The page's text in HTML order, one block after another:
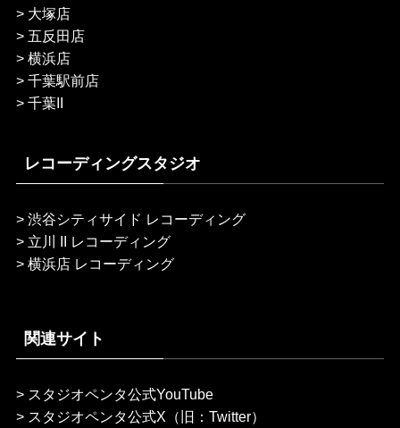
> 大塚店
> 五反田店
> 横浜店
> 千葉駅前店
> 千葉II
レコーディングスタジオ
> 渋谷シティサイド レコーディング
> 立川 II レコーディング
> 横浜店 レコーディング
関連サイト
> スタジオペンタ公式YouTube
> スタジオペンタ公式X（旧：Twitter）